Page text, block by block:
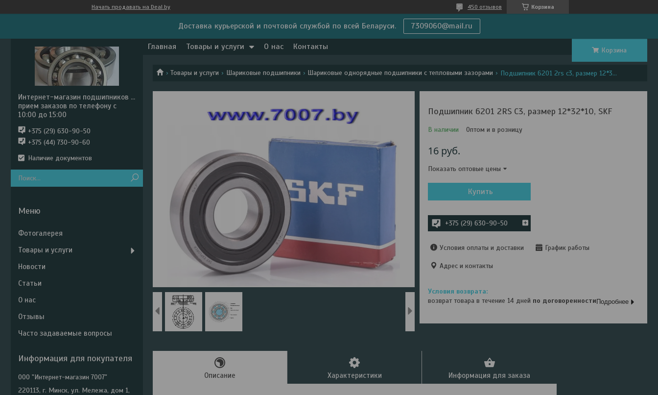
Начать продавать на Deal.by Корзина
450 отзывов
Доставка курьерской и почтовой службой по всей Беларуси. 7309060@mail.ru
Главная Товары и услуги О нас Контакты Корзина
Товары и услуги Шариковые подшипники Шариковые однорядные подшипники с тепловыми зазорами Подшипник 6201 2rs c3, размер 12*32*10, skf
Подшипник 6201 2RS C3, размер 12*32*10, SKF
В наличии Оптом и в розницу
16 руб.
Показать оптовые цены
Купить
+375 (29) 630-90-50
Условия оплаты и доставки График работы
Адрес и контакты
возврат товара в течение 14 дней по договоренности Подробнее
Описание Характеристики Информация для заказа
Интернет-магазин подшипников ...
прием заказов по телефону с
10:00 до 15:00
+375 (29) 630-90-50
+375 (44) 730-90-60
Наличие документов
Фотогалерея
Товары и услуги
Новости
Статьи
О нас
Отзывы
Часто задаваемые вопросы
Информация для покупателя
ООО "Интернет-магазин 7007"
220113, г. Минск, ул. Мележа, дом 1,